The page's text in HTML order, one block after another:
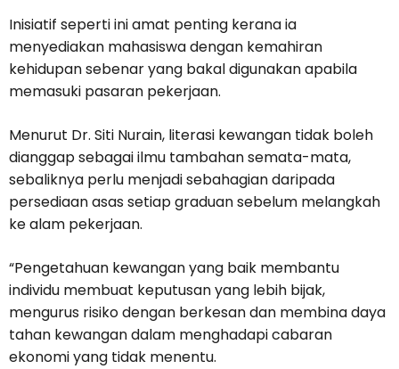
Inisiatif seperti ini amat penting kerana ia
menyediakan mahasiswa dengan kemahiran
kehidupan sebenar yang bakal digunakan apabila
memasuki pasaran pekerjaan.
Menurut Dr. Siti Nurain, literasi kewangan tidak boleh
dianggap sebagai ilmu tambahan semata-mata,
sebaliknya perlu menjadi sebahagian daripada
persediaan asas setiap graduan sebelum melangkah
ke alam pekerjaan.
“Pengetahuan kewangan yang baik membantu
individu membuat keputusan yang lebih bijak,
mengurus risiko dengan berkesan dan membina daya
tahan kewangan dalam menghadapi cabaran
ekonomi yang tidak menentu.